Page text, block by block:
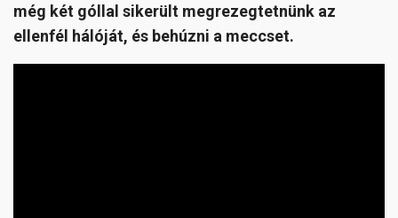
még két góllal sikerült megrezegtetnünk az
ellenfél hálóját, és behúzni a meccset.